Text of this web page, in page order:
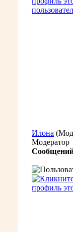
Илона
Модератор